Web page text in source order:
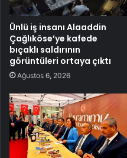
Ünlü iş insanı Alaaddin
Çağlıköse’ye kafede
bıçaklı saldırının
görüntüleri ortaya çıktı
Ağustos 6, 2026